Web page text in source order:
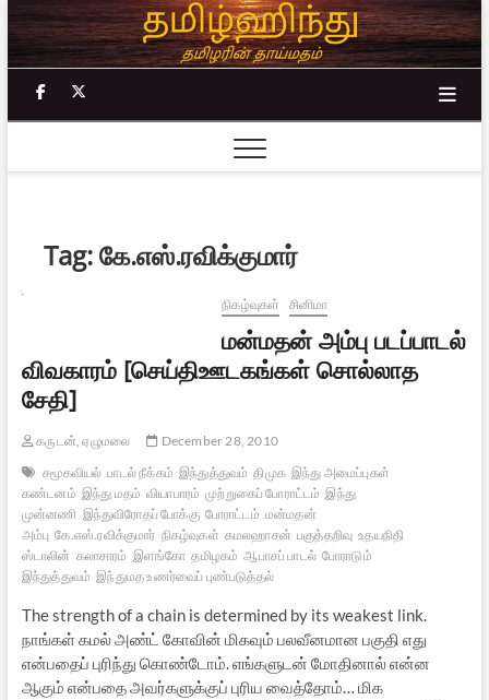
Skip
to
content
facebook
Tag:கே.எஸ்.ரவிக்குமார்
நிகழ்வுகள் சினிமா
மன்மதன் அம்பு படப்பாடல்
விவகாரம் [செய்திஊடகங்கள் சொல்லாத
சேதி]
கருடன், ஏழுமலை
December 28, 2010
சமூகவியல் பாடல் நீக்கம் இந்துத்துவம் திமுக இந்து அமைப்புகள்
கண்டனம் இந்து மதம் வியாபாரம் முற்றுகைப் போராட்டம் இந்து
முன்னணி இந்துவிரோதப் போக்கு போராட்டம் மன்மதன்
அம்பு கே.எஸ்.ரவிக்குமார் நிகழ்வுகள் கமலஹாசன் பகுத்தறிவு உதயநிதி
ஸ்டாலின் கலாசாரம் இளங்கோ தமிழகம் ஆபாசப் பாடல் போராடும்
இந்துத்துவம் இந்துமத உணர்வைப் புண்படுத்தல்
The strength of a chain is determined by its weakest link.
நாங்கள் கமல் அண்ட் கோவின் மிகவும் பலவீனமான பகுதி எது
என்பதைப் புரிந்து கொண்டோம். எங்களுடன் மோதினால் என்ன
ஆகும் என்பதை அவர்களுக்குப் புரிய வைத்தோம்… மிக